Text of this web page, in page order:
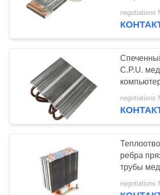
Теплоотвод
Теплоотвод
штранг-
прессования
negotiations
C.P.U.
negotiations
ребра
трубы
negotiations